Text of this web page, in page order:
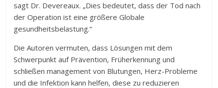
sagt Dr. Devereaux. „Dies bedeutet, dass der Tod nach
der Operation ist eine größere Globale
gesundheitsbelastung.“
Die Autoren vermuten, dass Lösungen mit dem
Schwerpunkt auf Prävention, Früherkennung und
schließen management von Blutungen, Herz-Probleme
und die Infektion kann helfen, diese zu reduzieren